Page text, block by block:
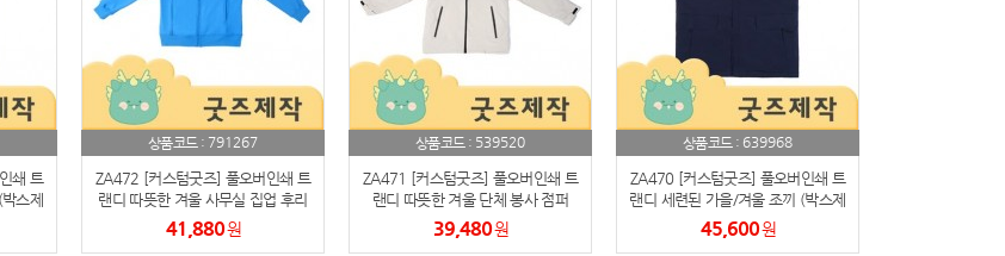
올
쇄 트
스제
상품코드 : 791267
ZA472 [커스텀굿즈] 풀오버인쇄 트
랜디 따뜻한 겨울 사무실 집업 후리
스 (박스제작가능)
41,880원
상품코드 : 539520
ZA471 [커스텀굿즈] 풀오버인쇄 트
랜디 따뜻한 겨울 단체 봉사 점퍼
(박스제작가능)
39,480원
상품코드 : 639968
ZA470 [커스텀굿즈] 풀오버인쇄 트
랜디 세련된 가을/겨울 조끼 (박스제
작가능)
45,600원